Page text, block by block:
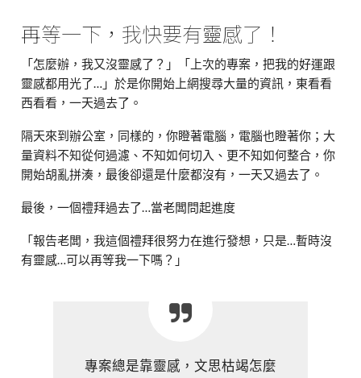
再等一下，我快要有靈感了！
「怎麼辦，我又沒靈感了？」「上次的專案，把我的好運跟
靈感都用光了…」於是你開始上網搜尋大量的資訊，東看看
西看看，一天過去了。
隔天來到辦公室，同樣的，你瞪著電腦，電腦也瞪著你；大
量資料不知從何過濾、不知如何切入、更不知如何整合，你
開始胡亂拼湊，最後卻還是什麼都沒有，一天又過去了。
最後，一個禮拜過去了…當老闆問起進度
「報告老闆，我這個禮拜很努力在進行發想，只是…暫時沒
有靈感…可以再等我一下嗎？」
專案總是靠靈感，文思枯竭怎麼